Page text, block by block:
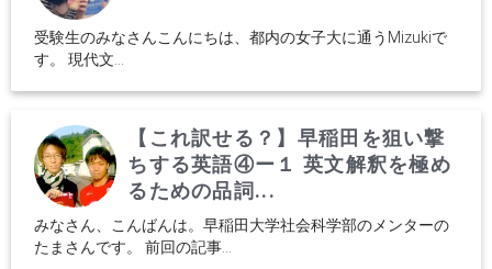
受験生のみなさんこんにちは、都内の女子大に通うMizukiで
す。 現代文...
【これ訳せる？】早稲田を狙い撃
ちする英語④ー１ 英文解釈を極め
るための品詞...
みなさん、こんばんは。早稲田大学社会科学部のメンターの
たまさんです。 前回の記事...